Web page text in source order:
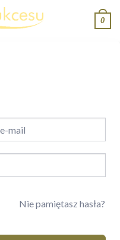
0
Nie pamiętasz hasła?